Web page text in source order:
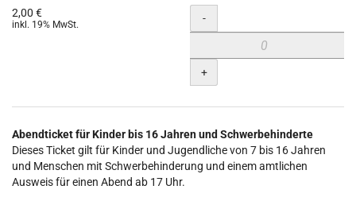
2,00 €
inkl. 19% MwSt. Menge
-
+
Abendticket für Kinder bis 16 Jahren und Schwerbehinderte
Dieses Ticket gilt für Kinder und Jugendliche von 7 bis 16 Jahren
und Menschen mit Schwerbehinderung und einem amtlichen
Ausweis für einen Abend ab 17 Uhr.